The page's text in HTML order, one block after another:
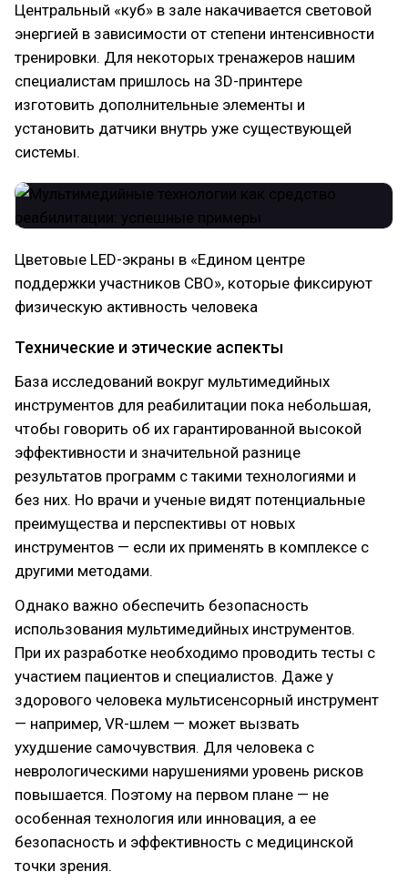
Центральный «куб» в зале накачивается световой
энергией в зависимости от степени интенсивности
тренировки. Для некоторых тренажеров нашим
специалистам пришлось на 3D-принтере
изготовить дополнительные элементы и
установить датчики внутрь уже существующей
системы.
Цветовые LED-экраны в «Едином центре
поддержки участников СВО», которые фиксируют
физическую активность человека
Технические и этические аспекты
База исследований вокруг мультимедийных
инструментов для реабилитации пока небольшая,
чтобы говорить об их гарантированной высокой
эффективности и значительной разнице
результатов программ с такими технологиями и
без них. Но врачи и ученые видят потенциальные
преимущества и перспективы от новых
инструментов — если их применять в комплексе с
другими методами.
Однако важно обеспечить безопасность
использования мультимедийных инструментов.
При их разработке необходимо проводить тесты с
участием пациентов и специалистов. Даже у
здорового человека мультисенсорный инструмент
— например, VR-шлем — может вызвать
ухудшение самочувствия. Для человека с
неврологическими нарушениями уровень рисков
повышается. Поэтому на первом плане — не
особенная технология или инновация, а ее
безопасность и эффективность с медицинской
точки зрения.